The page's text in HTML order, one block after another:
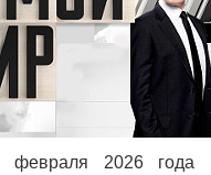
2026 года